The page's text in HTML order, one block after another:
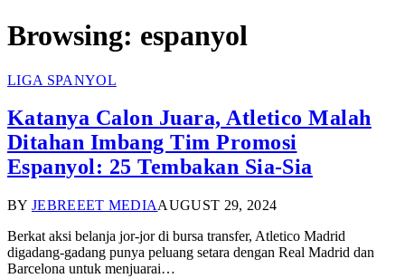
Browsing: espanyol
LIGA SPANYOL
Katanya Calon Juara, Atletico Malah
Ditahan Imbang Tim Promosi
Espanyol: 25 Tembakan Sia-Sia
BY JEBREEET MEDIAAUGUST 29, 2024
Berkat aksi belanja jor-jor di bursa transfer, Atletico Madrid
digadang-gadang punya peluang setara dengan Real Madrid dan
Barcelona untuk menjuarai…